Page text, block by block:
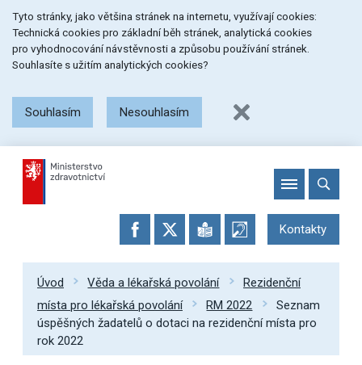
na
menu
na
obsah
na
patičku
stránky
Tyto stránky, jako většina stránek na internetu, využívají cookies:
Technická cookies pro základní běh stránek, analytická cookies
pro vyhodnocování návstěvnosti a způsobu používání stránek.
Souhlasíte s užitím analytických cookies?
Souhlasím Nesouhlasím
Kontakty
Úvod Věda a lékařská povolání
Rezidenční
místa pro lékařská povolání
RM 2022
Seznam
úspěšných žadatelů o dotaci na rezidenční místa pro
rok 2022